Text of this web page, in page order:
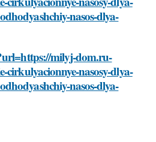
nasos-dlya-
milyj-dom.ru-
cirkulyacionnye-nasosy-dlya-
nasos-dlya-